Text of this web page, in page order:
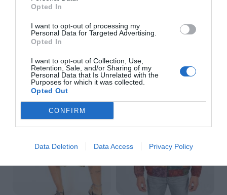
Opted In
I want to opt-out of processing my
Personal Data for Targeted Advertising.
Opted In
I want to opt-out of Collection, Use,
Retention, Sale, and/or Sharing of my
Personal Data that Is Unrelated with the
Purposes for which it was collected.
Opted Out
CONFIRM
Data Deletion Data Access Privacy Policy
Sigue explorando
-15%